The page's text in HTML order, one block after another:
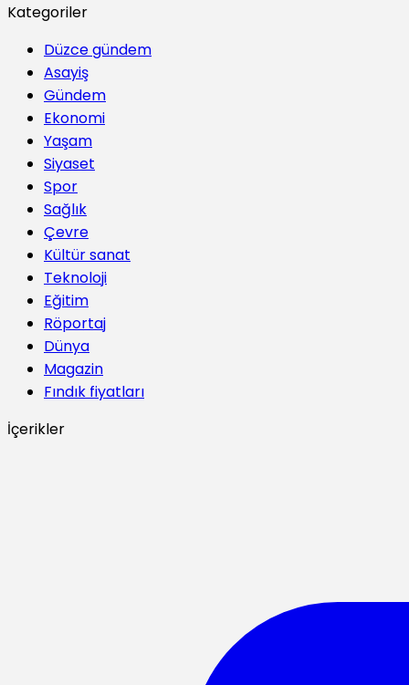
Kategoriler
Düzce gündem
Asayiş
Gündem
Ekonomi
Yaşam
Siyaset
Spor
Sağlık
Çevre
Kültür sanat
Teknoloji
Eğitim
Röportaj
Dünya
Magazin
Fındık fiyatları
İçerikler